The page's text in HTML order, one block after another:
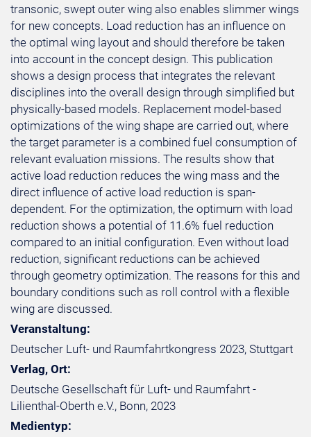
transonic, swept outer wing also enables slimmer wings
for new concepts. Load reduction has an influence on
the optimal wing layout and should therefore be taken
into account in the concept design. This publication
shows a design process that integrates the relevant
disciplines into the overall design through simplified but
physically-based models. Replacement model-based
optimizations of the wing shape are carried out, where
the target parameter is a combined fuel consumption of
relevant evaluation missions. The results show that
active load reduction reduces the wing mass and the
direct influence of active load reduction is span-
dependent. For the optimization, the optimum with load
reduction shows a potential of 11.6% fuel reduction
compared to an initial configuration. Even without load
reduction, significant reductions can be achieved
through geometry optimization. The reasons for this and
boundary conditions such as roll control with a flexible
wing are discussed.
Veranstaltung:
Deutscher Luft- und Raumfahrtkongress 2023, Stuttgart
Verlag, Ort:
Deutsche Gesellschaft für Luft- und Raumfahrt -
Lilienthal-Oberth e.V., Bonn, 2023
Medientyp: